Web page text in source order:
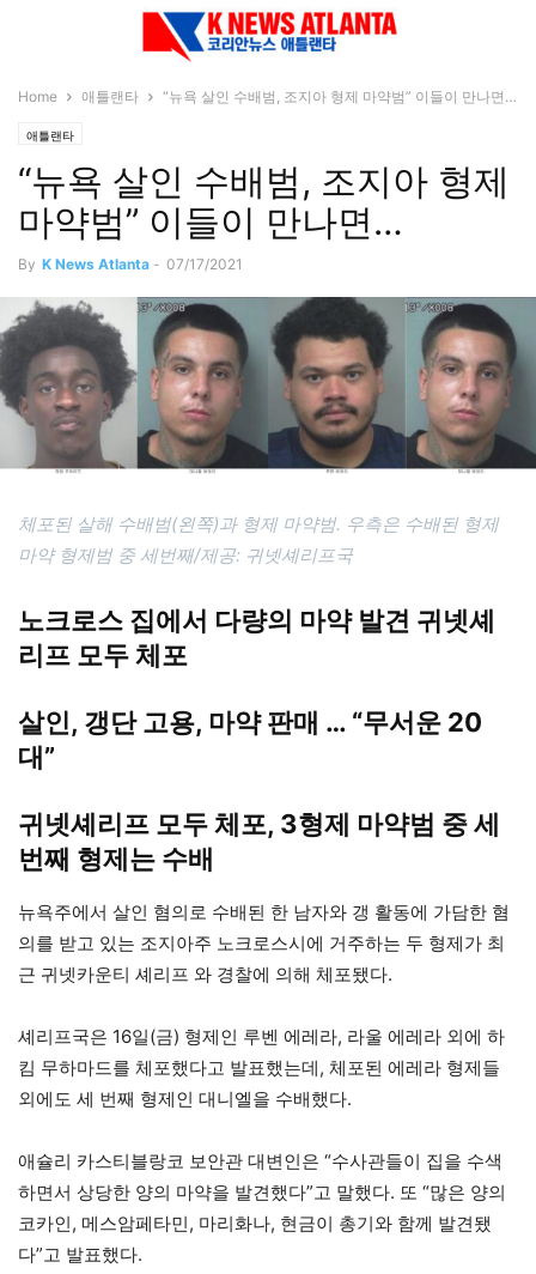
Home 애틀랜타 “뉴욕 살인 수배범, 조지아 형제 마약범” 이들이 만나면…
애틀랜타
“뉴욕 살인 수배범, 조지아 형제
마약범” 이들이 만나면…
By K News Atlanta - 07/17/2021
체포된 살해 수배범(왼쪽)과 형제 마약범. 우측은 수배된 형제
마약 형제범 중 세번째/제공: 귀넷셰리프국
노크로스 집에서 다량의 마약 발견 귀넷셰
리프 모두 체포
살인, 갱단 고용, 마약 판매 … “무서운 20
대”
귀넷셰리프 모두 체포, 3형제 마약범 중 세
번째 형제는 수배
뉴욕주에서 살인 혐의로 수배된 한 남자와 갱 활동에 가담한 혐
의를 받고 있는 조지아주 노크로스시에 거주하는 두 형제가 최
근 귀넷카운티 셰리프 와 경찰에 의해 체포됐다.
셰리프국은 16일(금) 형제인 루벤 에레라, 라울 에레라 외에 하
킴 무하마드를 체포했다고 발표했는데, 체포된 에레라 형제들
외에도 세 번째 형제인 대니엘을 수배했다.
애슐리 카스티블랑코 보안관 대변인은 “수사관들이 집을 수색
하면서 상당한 양의 마약을 발견했다”고 말했다. 또 “많은 양의
코카인, 메스암페타민, 마리화나, 현금이 총기와 함께 발견됐
다”고 발표했다.